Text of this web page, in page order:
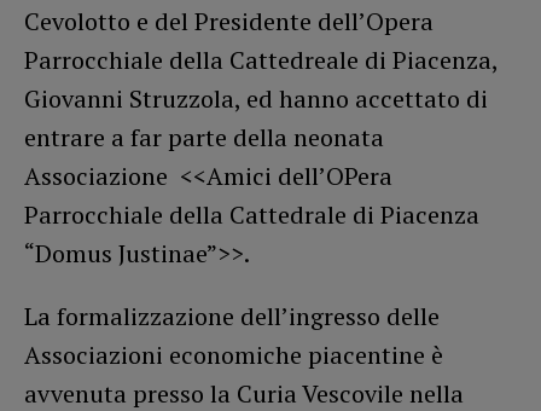
Cevolotto e del Presidente dell’Opera
Parrocchiale della Cattedreale di Piacenza,
Giovanni Struzzola, ed hanno accettato di
entrare a far parte della neonata
Associazione <<Amici dell’OPera
Parrocchiale della Cattedrale di Piacenza
“Domus Justinae”>>.
La formalizzazione dell’ingresso delle
Associazioni economiche piacentine è
avvenuta presso la Curia Vescovile nella